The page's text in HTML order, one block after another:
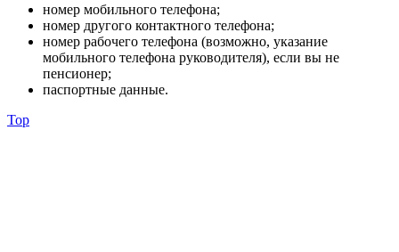
номер мобильного телефона;
номер другого контактного телефона;
номер рабочего телефона (возможно, указание
мобильного телефона руководителя), если вы не
пенсионер;
паспортные данные.
Top